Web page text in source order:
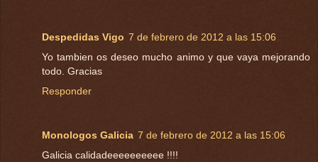
Despedidas Vigo 7 de febrero de 2012 a las 15:06
Yo tambien os deseo mucho animo y que vaya mejorando
todo. Gracias
Responder
Monologos Galicia 7 de febrero de 2012 a las 15:06
Galicia calidadeeeeeeeeee !!!!